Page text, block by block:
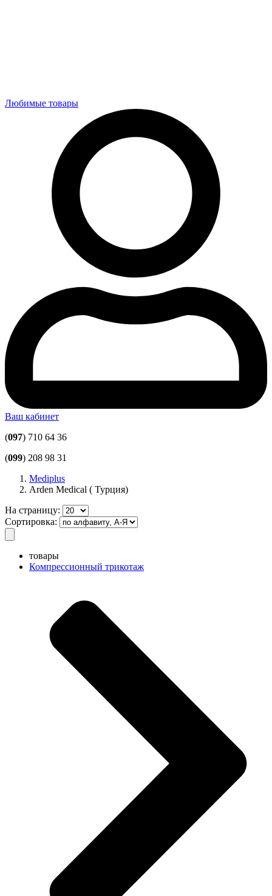
Любимые товары
Ваш кабинет
(097) 710 64 36
(099) 208 98 31
Mediplus
Arden Medical ( Турция)
На страницу:
Сортировка:
товары
Компрессионный трикотаж